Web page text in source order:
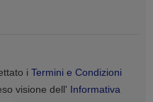
i Termini e Condizioni
visione dell' Informativa